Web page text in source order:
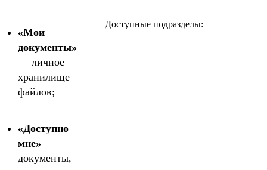
«Мои
документы»
— личное
хранилище
файлов;
«Доступно
мне» —
документы,
Доступные подразделы: